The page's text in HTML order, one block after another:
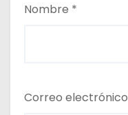
Nombre *
Correo electrónico